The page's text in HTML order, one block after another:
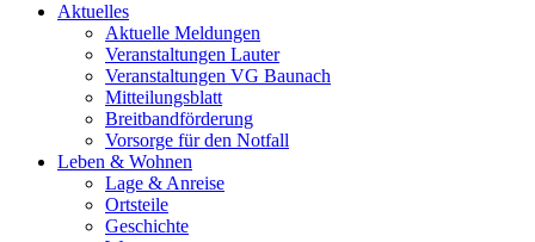
Aktuelles
Aktuelle Meldungen
Veranstaltungen Lauter
Veranstaltungen VG Baunach
Mitteilungsblatt
Breitbandförderung
Vorsorge für den Notfall
Leben & Wohnen
Lage & Anreise
Ortsteile
Geschichte